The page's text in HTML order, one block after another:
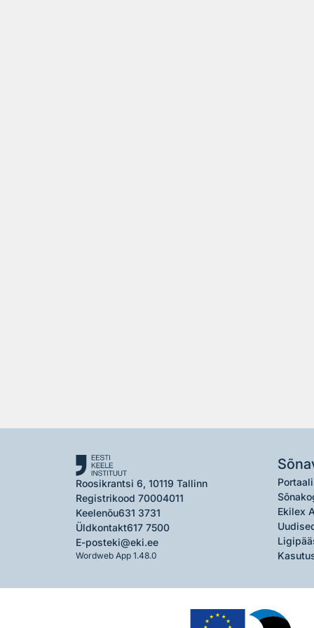
Roosikrantsi 6, 10119 Tallinn
Registrikood 70004011
Keelenõu631 3731
Üldkontakt617 7500
E-posteki@eki.ee
Wordweb App 1.48.0
Ekilex